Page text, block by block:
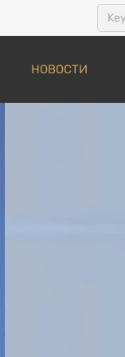
НОВОСТИ